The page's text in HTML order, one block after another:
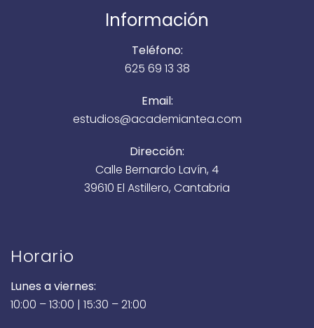
Información
Teléfono:
625 69 13 38
Email:
estudios@academiantea.com
Dirección:
Calle Bernardo Lavín, 4
39610 El Astillero, Cantabria
Horario
Lunes a viernes:
10:00 – 13:00 | 15:30 – 21:00